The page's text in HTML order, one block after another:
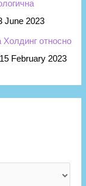
June 2023
относно
15 February 2023